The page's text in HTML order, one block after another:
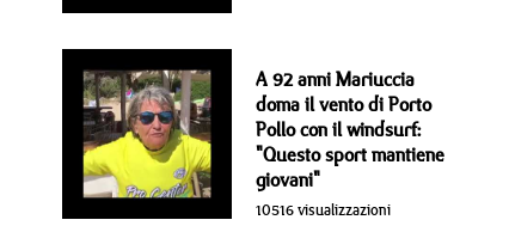
A 92 anni Mariuccia
doma il vento di Porto
Pollo con il windsurf:
"Questo sport mantiene
giovani"
10516 visualizzazioni